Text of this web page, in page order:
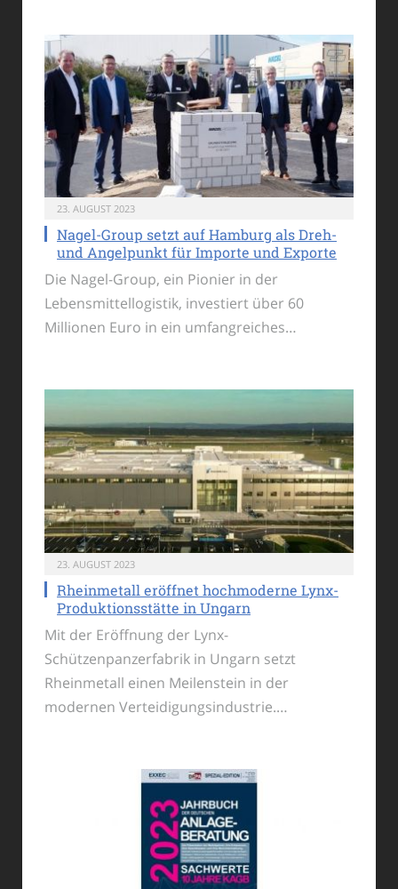
23. AUGUST 2023
Nagel-Group setzt auf Hamburg als Dreh-
und Angelpunkt für Importe und Exporte
Die Nagel-Group, ein Pionier in der
Lebensmittellogistik, investiert über 60
Millionen Euro in ein umfangreiches…
23. AUGUST 2023
Rheinmetall eröffnet hochmoderne Lynx-
Produktionsstätte in Ungarn
Mit der Eröffnung der Lynx-
Schützenpanzerfabrik in Ungarn setzt
Rheinmetall einen Meilenstein in der
modernen Verteidigungsindustrie.…